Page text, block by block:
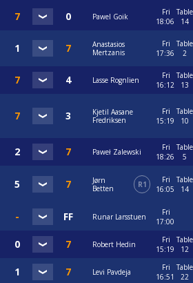
Pawel Goik
Fri
18:06
Table
14
Anastasios
Mertzanis
Fri
17:36
Table
2
Lasse Rognlien
Fri
16:12
Table
13
Kjetil Aasane
Fredriksen
Fri
15:19
Table
10
Paweł Zalewski
Fri
18:26
Table
5
Jørn
Betten
R1
Fri
16:05
Table
14
Runar Larsstuen
Fri
17:00
Robert Hedin
Fri
15:19
Table
12
Levi Pavdeja
Fri
16:51
Table
22